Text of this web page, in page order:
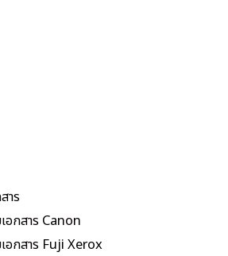
าร
อกสาร Canon
เอกสาร Fuji Xerox